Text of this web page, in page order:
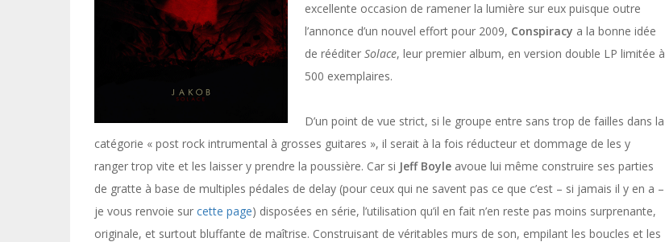
excellente occasion de ramener la lumière sur eux puisque outre
l’annonce d’un nouvel effort pour 2009, Conspiracy a la bonne idée
de rééditer Solace, leur premier album, en version double LP limitée à
500 exemplaires.
D’un point de vue strict, si le groupe entre sans trop de failles dans la
catégorie « post rock intrumental à grosses guitares », il serait à la fois réducteur et dommage de les y
ranger trop vite et les laisser y prendre la poussière. Car si Jeff Boyle avoue lui même construire ses parties
de gratte à base de multiples pédales de delay (pour ceux qui ne savent pas ce que c’est – si jamais il y en a –
je vous renvoie sur cette page) disposées en série, l’utilisation qu’il en fait n’en reste pas moins surprenante,
originale, et surtout bluffante de maîtrise. Construisant de véritables murs de son, empilant les boucles et les